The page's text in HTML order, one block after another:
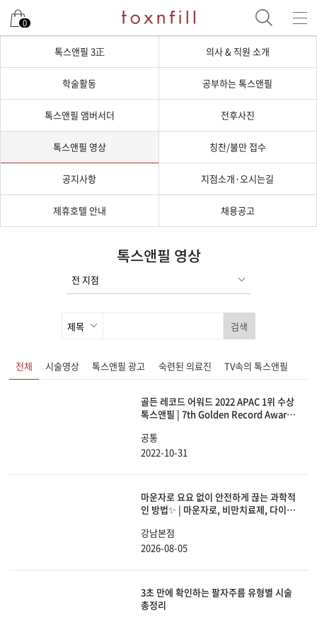
0
톡스앤필 3正 의사 & 직원 소개
학술활동 공부하는 톡스앤필
톡스앤필 앰버서더 전후사진
톡스앤필 영상 칭찬/불만 접수
공지사항 지점소개·오시는길
제휴호텔 안내 채용공고
톡스앤필 영상
검색
전체 시술영상 톡스앤필 광고 숙련된 의료진 TV속의 톡스앤필
골든 레코드 어워드 2022 APAC 1위 수상
톡스앤필 | 7th Golden Record Award
APAC 1st
공통
2022-10-31
마운자로 요요 없이 안전하게 끊는 과학적
인 방법✨ | 마운자로, 비만치료제, 다이어
강남본점
2026-08-05
3초 만에 확인하는 팔자주름 유형별 시술
총정리